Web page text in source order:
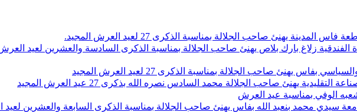
يهنئ صاحب الجلالة بمناسبة الذكرى 27 لعيد العرش المجيد.
الفندقية زلاغ بارك بلاص يهنئ صاحب الجلالة بمناسبة الذكرى السادسة والعشرين لعيد
يهنئ صاحب الجلالة بمناسبة الذكرى 27 لعيد العرش المجيد
يهنئ صاحب الجلالة محمد السادس نصره الله بذكرى 27 عيد العرش المجيد
الوفي بمناسبة عيد العرش
سيدي محمد بنعبد الله بفاس يهنئ صاحب الجلالة بمناسبة الذكرى السابعة والعشرين لعيد